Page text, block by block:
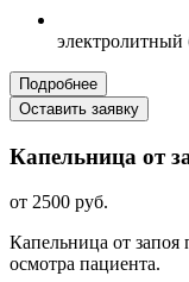
электролитный
Подробнее
Оставить заявку
Капельница от
от 2500 руб.
Капельница от запоя
осмотра пациента.